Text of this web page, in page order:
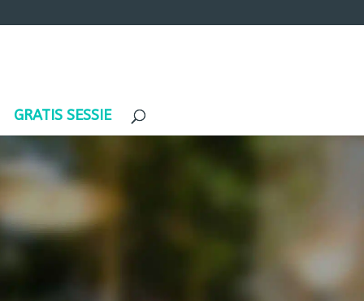
GRATIS SESSIE